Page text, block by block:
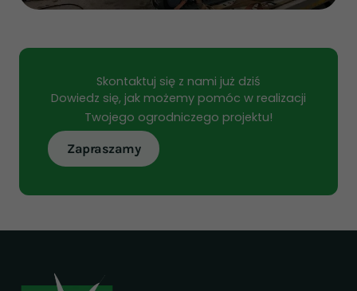
Skontaktuj się z nami już dziś
Dowiedz się, jak możemy pomóc w realizacji
Twojego ogrodniczego projektu!
Zapraszamy